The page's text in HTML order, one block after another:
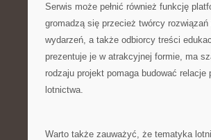
Serwis może pełnić również funkcję
gromadzą się przecież twórcy
wydarzeń, a także odbiorcy treści
prezentuje je w atrakcyjnej formie, ma
rodzaju projekt pomaga budować
lotnictwa.
Warto także zauważyć, że tematyka